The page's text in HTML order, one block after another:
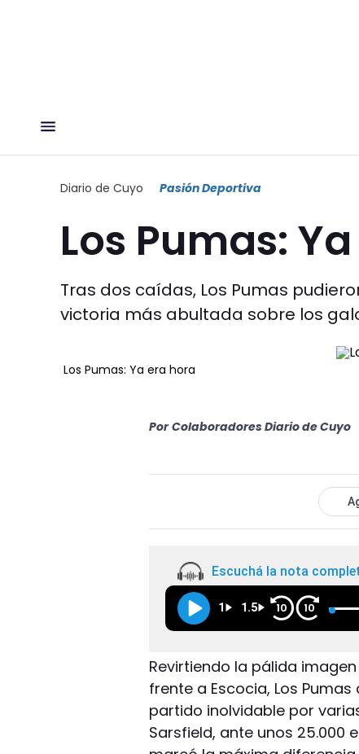
Diario de Cuyo Pasión Deportiva
Los Pumas:
Tras dos caídas, Los Pumas
victoria más abultada sobre los
Los Pumas: Ya era hora
Por Colaboradores Diario de Cuyo
Escuchá la nota
1 1.5 10 10
Revirtiendo la pálida
frente a Escocia, Los
partido inolvidable por
Sarsfield, ante unos 25.000